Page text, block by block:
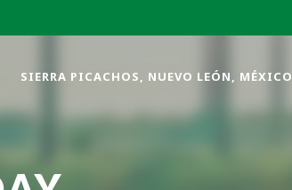
SIERRA PICACHOS, NUEVO LEÓN, MÉXICO